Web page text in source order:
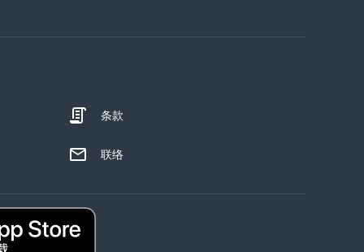
条款
联络